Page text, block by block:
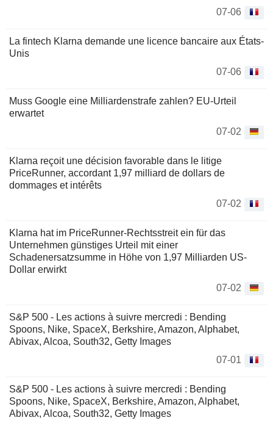
07-06
La fintech Klarna demande une licence bancaire aux États-
Unis
07-06
Muss Google eine Milliardenstrafe zahlen? EU-Urteil
erwartet
07-02
Klarna reçoit une décision favorable dans le litige
PriceRunner, accordant 1,97 milliard de dollars de
dommages et intérêts
07-02
Klarna hat im PriceRunner-Rechtsstreit ein für das
Unternehmen günstiges Urteil mit einer
Schadenersatzsumme in Höhe von 1,97 Milliarden US-
Dollar erwirkt
07-02
S&P 500 - Les actions à suivre mercredi : Bending
Spoons, Nike, SpaceX, Berkshire, Amazon, Alphabet,
Abivax, Alcoa, South32, Getty Images
07-01
S&P 500 - Les actions à suivre mercredi : Bending
Spoons, Nike, SpaceX, Berkshire, Amazon, Alphabet,
Abivax, Alcoa, South32, Getty Images